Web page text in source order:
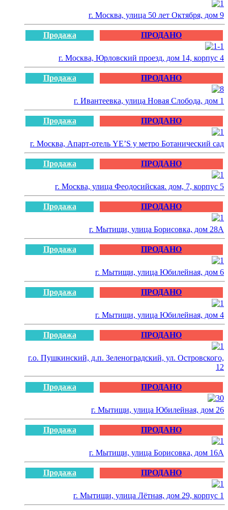
г. Москва, улица 50 лет Октября, дом 9
Продажа ПРОДАНО
г. Москва, Юрловский проезд, дом 14, корпус 4
Продажа ПРОДАНО
г. Ивантеевка, улица Новая Слобода, дом 1
Продажа ПРОДАНО
г. Москва, Апарт-отель YE’S у метро Ботанический сад
Продажа ПРОДАНО
г. Москва, улица Феодосийская. дом, 7, корпус 5
Продажа ПРОДАНО
г. Мытищи, улица Борисовка, дом 28А
Продажа ПРОДАНО
г. Мытищи, улица Юбилейная, дом 6
Продажа ПРОДАНО
г. Мытищи, улица Юбилейная, дом 4
Продажа ПРОДАНО
г.о. Пушкинский, д.п. Зеленоградский, ул. Островского,
12
Продажа ПРОДАНО
г. Мытищи, улица Юбилейная, дом 26
Продажа ПРОДАНО
г. Мытищи, улица Борисовка, дом 16А
Продажа ПРОДАНО
г. Мытищи, улица Лётная, дом 29, корпус 1